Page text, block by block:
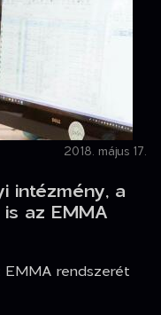
2018. május 17.
intézmény, a
az EMMA
rendszerét